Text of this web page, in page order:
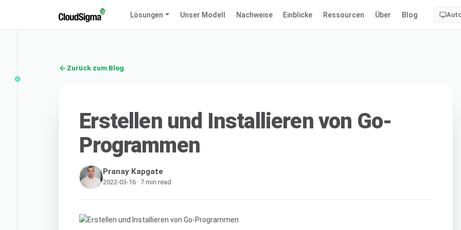
Lösungen Unser Modell Nachweise Einblicke Ressourcen Über Blog
Zurück zum Blog
Erstellen und Installieren von Go-
Programmen
Pranay Kapgate
2022-03-16 · 7 min read